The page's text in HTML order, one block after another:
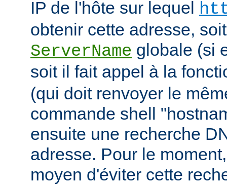
IP de l'hôte sur lequel
obtenir cette adresse,
ServerName globale (si
soit il fait appel à la
(qui doit renvoyer le
commande shell
ensuite une recherche
adresse. Pour le
moyen d'éviter cette